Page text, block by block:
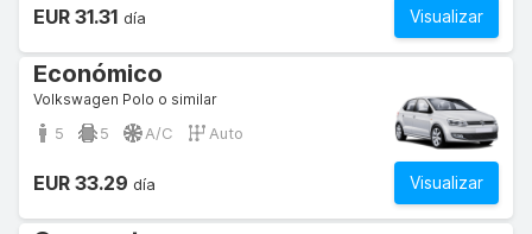
Visualizar
EUR 31.31 día
Económico
Volkswagen Polo o similar
5 5 A/C Auto
Visualizar
EUR 33.29 día